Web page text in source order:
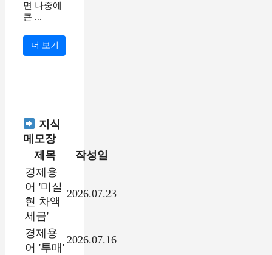
면 나중에
큰 ...
더 보기
지식
메모장
제목
작성일
경제용
어 '미실
현 차액
세금'
2026.07.23
경제용
어 '투매'
2026.07.16